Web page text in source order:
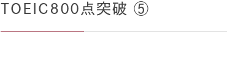
TOEIC800点突破 ⑤